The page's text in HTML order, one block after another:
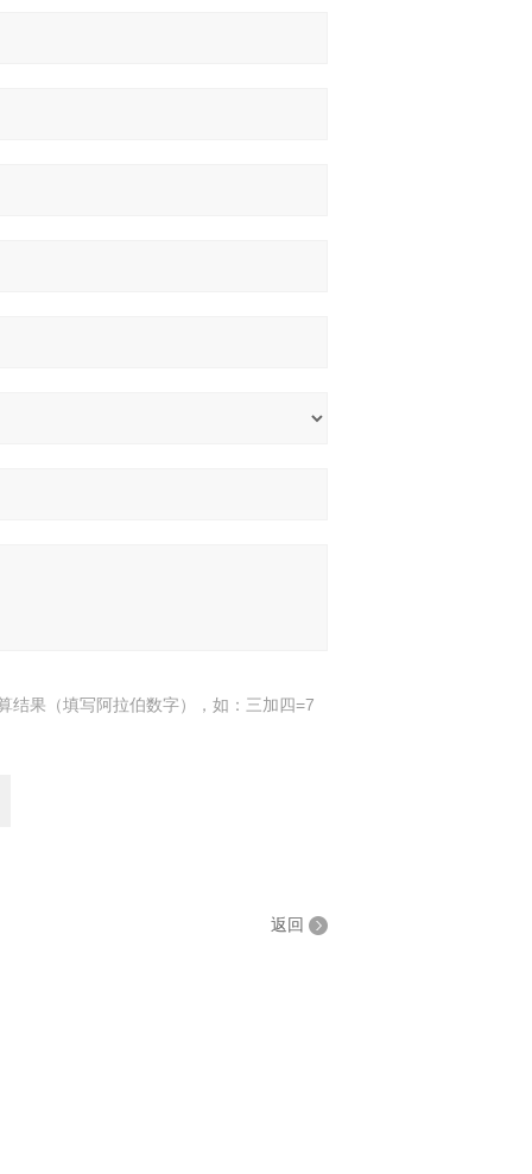
结果（填写阿拉伯数字），如：三加四=7
返回